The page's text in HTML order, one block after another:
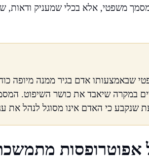
משפטי, אלא בכלי שמעניק ודאות,
שבאמצעותו אדם בגיר ממנה מיופה
במקרה שיאבד את כושר השיפוט.
שנקבע כי האדם אינו מסוגל לנהל את
אפוטרופסות